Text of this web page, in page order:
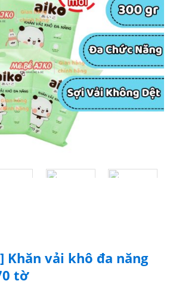
Khăn vải khô đa năng
tờ